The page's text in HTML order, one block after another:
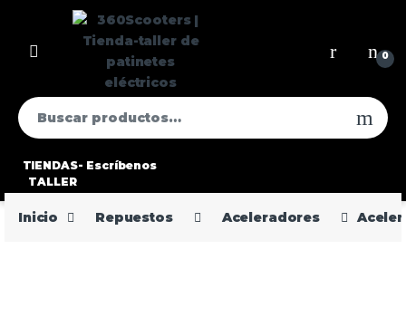
0
TIENDAS-
TALLER
Escríbenos
Inicio Repuestos Aceleradores